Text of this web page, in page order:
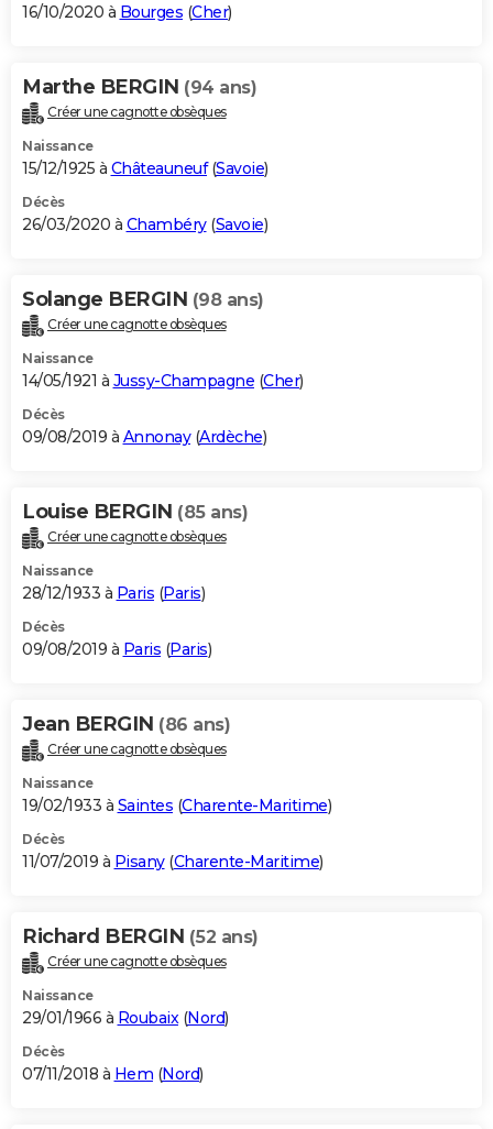
16/10/2020 à Bourges (Cher)
Marthe BERGIN (94 ans)
Créer une cagnotte obsèques
Naissance
15/12/1925 à Châteauneuf(Savoie)
Décès
26/03/2020 à Chambéry(Savoie)
Solange BERGIN (98 ans)
Créer une cagnotte obsèques
Naissance
14/05/1921 à Jussy-Champagne (Cher)
Décès
09/08/2019 à Annonay(Ardèche)
Louise BERGIN (85 ans)
Créer une cagnotte obsèques
Naissance
28/12/1933 à Paris (Paris)
Décès
09/08/2019 à Paris (Paris)
Jean BERGIN (86 ans)
Créer une cagnotte obsèques
Naissance
19/02/1933 à Saintes (Charente-Maritime)
Décès
11/07/2019 à Pisany(Charente-Maritime)
Richard BERGIN (52 ans)
Créer une cagnotte obsèques
Naissance
29/01/1966 à Roubaix (Nord)
Décès
07/11/2018 à Hem (Nord)